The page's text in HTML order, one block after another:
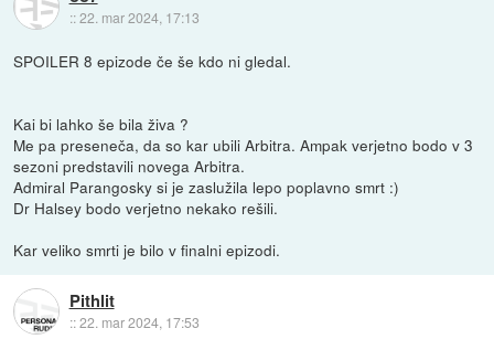
::22. mar 2024, 17:13
SPOILER 8 epizode če še kdo ni gledal.
Kai bi lahko še bila živa ?
Me pa preseneča, da so kar ubili Arbitra. Ampak verjetno bodo v 3
sezoni predstavili novega Arbitra.
Admiral Parangosky si je zaslužila lepo poplavno smrt :)
Dr Halsey bodo verjetno nekako rešili.
Kar veliko smrti je bilo v finalni epizodi.
Pithlit
::22. mar 2024, 17:53